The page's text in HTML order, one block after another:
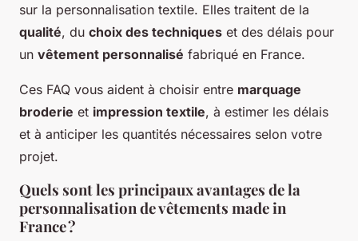
sur la personnalisation textile. Elles traitent de la
qualité, du choix des techniques et des délais pour
un vêtement personnalisé fabriqué en France.
Ces FAQ vous aident à choisir entre marquage
broderie et impression textile, à estimer les délais
et à anticiper les quantités nécessaires selon votre
projet.
Quels sont les principaux avantages de la
personnalisation de vêtements made in
France ?